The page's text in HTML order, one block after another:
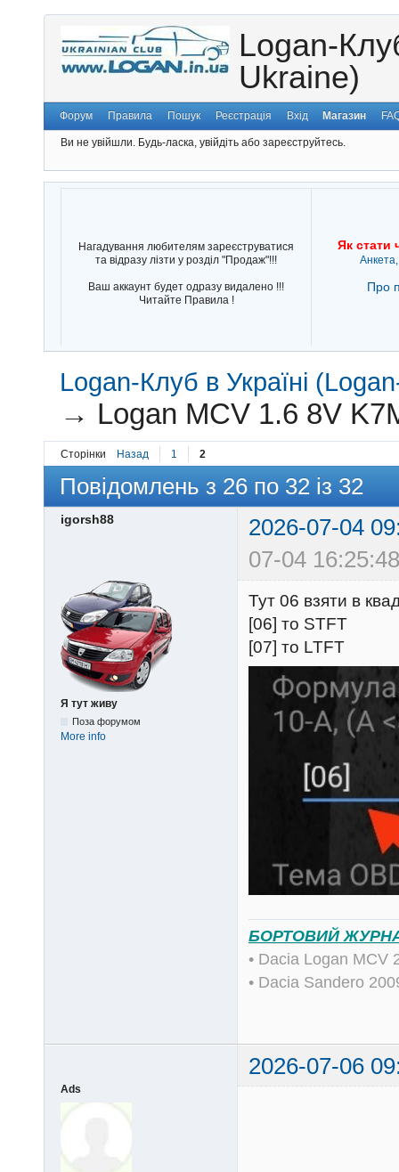
Logan-
Ukraine)
Форум Правила Пошук Реєстрація Вхід Магазин
Ви не увійшли. Будь-ласка, увійдіть або зареєструйтесь.
Нагадування любителям зареєструватися
та відразу лізти у розділ "Продаж"!!!
Ваш аккаунт будет одразу видалено !!!
Читайте Правила !
Як стати
Про
Logan-Клуб в Україні
→ Logan MCV 1.6 8V
Сторінки Назад 1 2
Повідомлень з 26 по 32 із 32
igorsh88
2026-07-04
07-04
Я тут живу
Поза форумом
More info
Тут 06 взяти в
[06] то STFT
[07] то LTFT
БОРТОВИЙ
• Dacia Logan
• Dacia Sandero
2026-07-06
Ads